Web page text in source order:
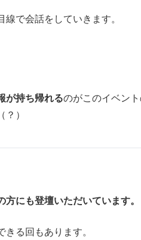
で会話をしていきます。
が持ち帰れるのがこのイベント
）
にも登壇いただいています。
る回もあります。